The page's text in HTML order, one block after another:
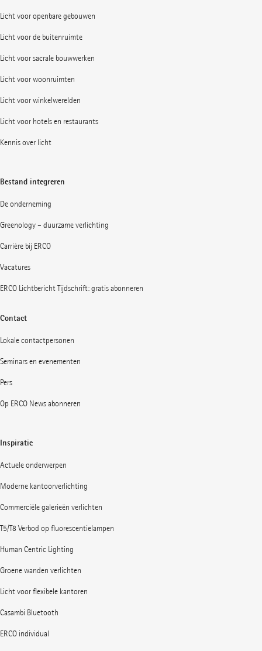
Licht voor openbare gebouwen
Licht voor de buitenruimte
Licht voor sacrale bouwwerken
Licht voor woonruimten
Licht voor winkelwerelden
Licht voor hotels en restaurants
Kennis over licht
Bestand integreren
De onderneming
Greenology – duurzame verlichting
Carrière bij ERCO
Vacatures
ERCO Lichtbericht Tijdschrift: gratis abonneren
Contact
Lokale contactpersonen
Seminars en evenementen
Pers
Op ERCO News abonneren
Inspiratie
Actuele onderwerpen
Moderne kantoorverlichting
Commerciële galerieën verlichten
T5/T8 Verbod op fluorescentielampen
Human Centric Lighting
Groene wanden verlichten
Licht voor flexibele kantoren
Casambi Bluetooth
ERCO individual